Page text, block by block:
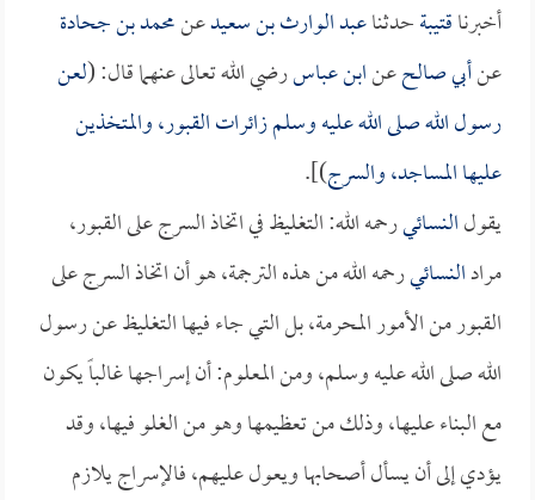
أخبرناقتيبةحدثناعبد الوارث بن سعيدعنمحمد بن جحادة
عنأبي صالحعنابن عباسرضي الله تعالى عنهما قال: (لعن
رسول الله صلى الله عليه وسلم زائرات القبور، والمتخذين
عليها المساجد، والسرج)].
يقولالنسائيرحمه الله: التغليظ في اتخاذ السرج على القبور،
مرادالنسائيرحمه الله من هذه الترجمة، هو أن اتخاذ السرج على
القبور من الأمور المحرمة، بل التي جاء فيها التغليظ عن رسول
الله صلى الله عليه وسلم، ومن المعلوم: أن إسراجها غالباً يكون
مع البناء عليها، وذلك من تعظيمها وهو من الغلو فيها، وقد
يؤدي إلى أن يسأل أصحابها ويعول عليهم، فالإسراج يلازم